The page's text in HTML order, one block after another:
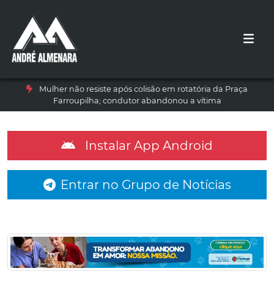
Mulher não resiste após colisão em rotatória da Praça
Farroupilha; condutor abandonou a vítima
Instalar App Android
Entrar no Grupo de Notícias